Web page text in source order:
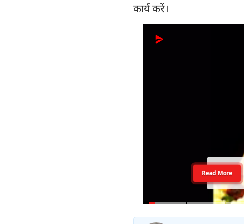
कार्य करें।
Read More